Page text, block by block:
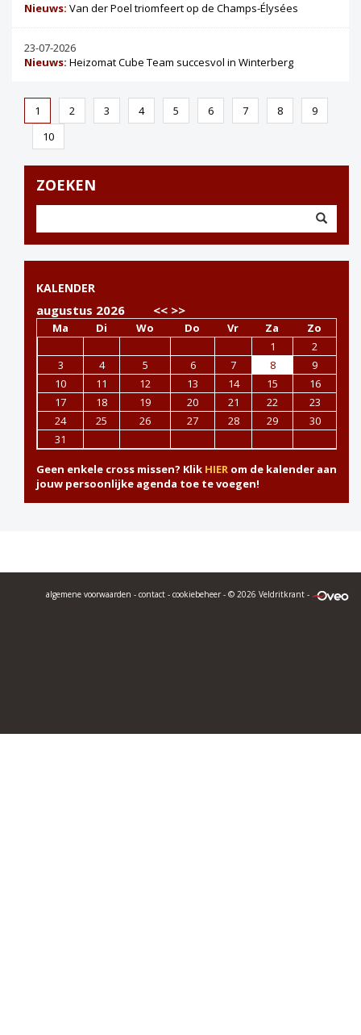
Nieuws: Van der Poel triomfeert op de Champs-Élysées
23-07-2026
Nieuws: Heizomat Cube Team succesvol in Winterberg
1 2 3 4 5 6 7 8
9
10
ZOEKEN
KALENDER
augustus 2026 << >>
Ma Di Wo Do Vr Za
Zo
1
2
3
4 5 6 7 8
9
10
11 12 13 14 15
16
17
18 19 20 21 22
23
24
25 26 27 28 29
30
31
Geen enkele cross missen? Klik HIER om de kalender aan
jouw persoonlijke agenda toe te voegen!
algemene voorwaarden - contact - cookiebeheer - © 2026 Veldritkrant -